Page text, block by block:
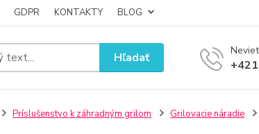
GDPR KONTAKTY BLOG
Hľadať
Príslušenstvo k záhradným grilom
Grilovacie náradie